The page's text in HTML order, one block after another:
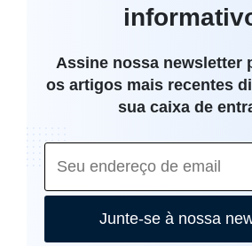
Assine nossa newsletter
os artigos mais recentes
sua caixa de
Junte-se à nossa